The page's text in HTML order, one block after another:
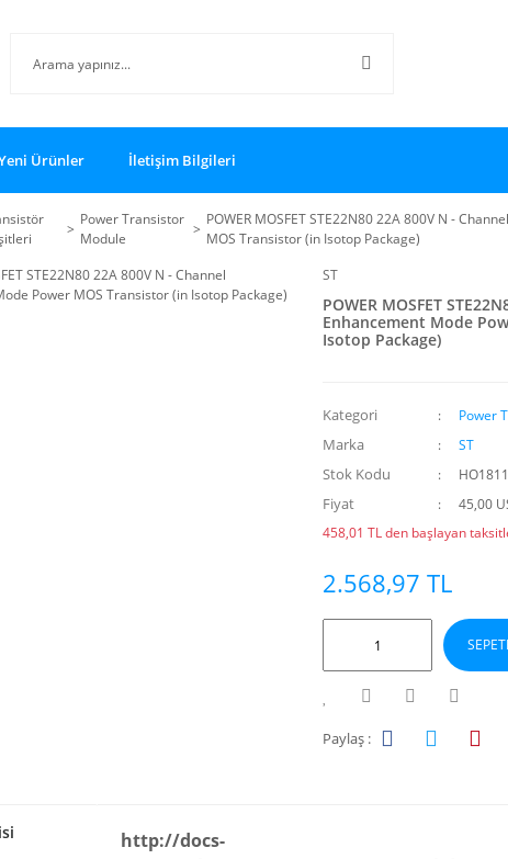
Ürünler İletişim Bilgileri
Power Transistor
Module
POWER MOSFET STE22N80 22A 800V N -
MOS Transistor (in Isotop Package)
ST
POWER MOSFET
Enhancement Mode
Isotop Package)
Kategori Power
Marka ST
Stok Kodu
Fiyat
45,00
458,01 TL den başlayan
2.568,97 TL
Paylaş :
http://docs-